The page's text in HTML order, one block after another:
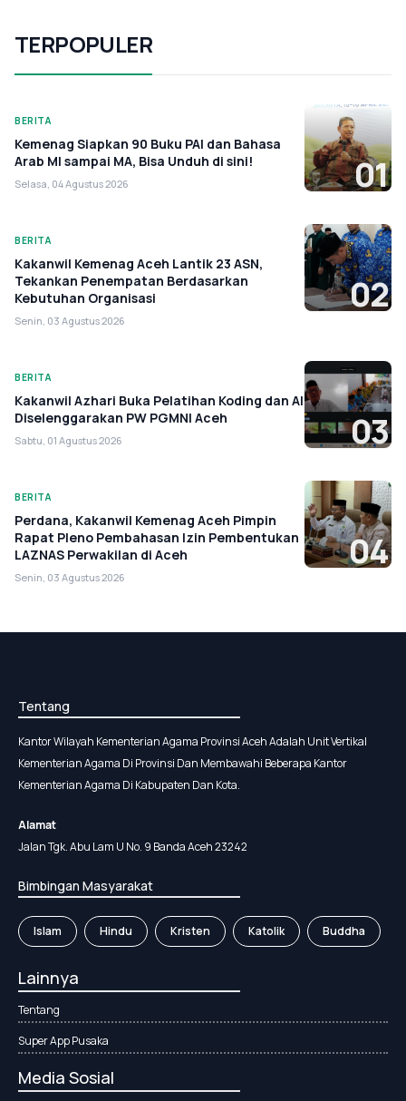
TERPOPULER
BERITA
Kemenag Siapkan 90 Buku PAI dan Bahasa
Arab MI sampai MA, Bisa Unduh di sini!
Selasa, 04 Agustus 2026 01
BERITA
Kakanwil Kemenag Aceh Lantik 23 ASN,
Tekankan Penempatan Berdasarkan
Kebutuhan Organisasi
Senin, 03 Agustus 2026
02
BERITA
Kakanwil Azhari Buka Pelatihan Koding dan AI
Diselenggarakan PW PGMNI Aceh
Sabtu, 01 Agustus 2026 03
BERITA
Perdana, Kakanwil Kemenag Aceh Pimpin
Rapat Pleno Pembahasan Izin Pembentukan
LAZNAS Perwakilan di Aceh
Senin, 03 Agustus 2026
04
Tentang
Kantor Wilayah Kementerian Agama Provinsi Aceh Adalah Unit Vertikal
Kementerian Agama Di Provinsi Dan Membawahi Beberapa Kantor
Kementerian Agama Di Kabupaten Dan Kota.
Alamat
Jalan Tgk. Abu Lam U No. 9 Banda Aceh 23242
Bimbingan Masyarakat
Islam Hindu Kristen Katolik Buddha
Lainnya
Tentang
Super App Pusaka
Media Sosial